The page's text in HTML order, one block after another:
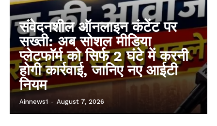
Privacy Policy
Terms of Use Agreement
Facebook
X WhatsApp
Share
संवेदनशील ऑनलाइन कंटेंट पर
सख्ती: अब सोशल मीडिया
प्लेटफॉर्म को सिर्फ 2 घंटे में करनी
होगी कार्रवाई, जानिए नए आईटी
नियम
Ainnews1 - August 7, 2026